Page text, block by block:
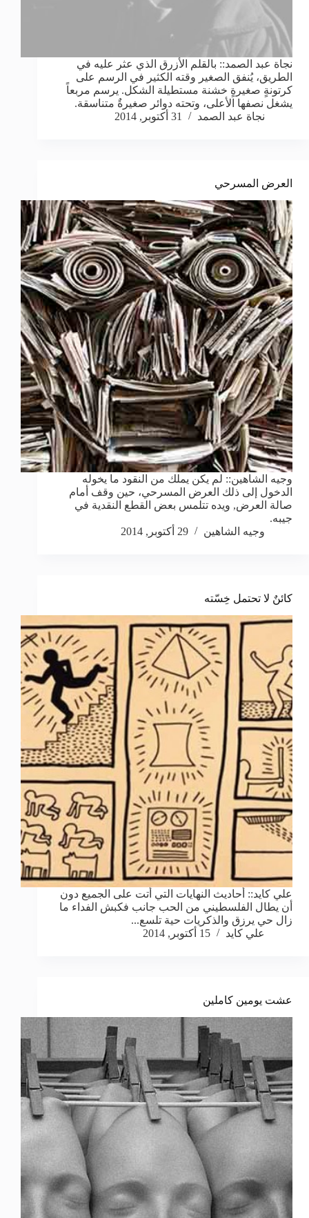
نجاة عبد الصمد:: بالقلم الأزرق الذي عثر عليه في
الطريق، يُنفق الصغير وقته الكثير في الرسم على
كرتونةٍ صغيرةٍ خشنة مستطيلة الشكل. يرسم مربعاً
يشغل نصفها الأعلى، وتحته دوائر صغيرةٌ متناسقة.
نجاة عبد الصمد
31 أكتوبر, 2014
العرض المسرحي
وجيه الشاهين:: لم يكن يملك من النقود ما يخوله
الدخول إلى ذلك العرض المسرحي، حين وقف أمام
صالة العرض, ويده تتلمس بعض القطع النقدية في
جيبه.
وجيه الشاهين
29 أكتوبر, 2014
كائنٌ لا تحتمل خِسّته
علي كايد:: أحاديث النهايات التي أتت على الجميع دون
أن يطال الفلسطيني من الحب جانب فكبش الفداء ما
زال حي يرزق والذكريات حية تلسع...
علي كايد
15 أكتوبر, 2014
عشت يومين كاملين